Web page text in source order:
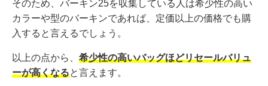
そのため、バーキン25を収集している人は希少性の高い
カラーや型のバーキンであれば、定価以上の価格でも購
入すると言えるでしょう。
以上の点から、 希少性の高いバッグほどリセールバリュ
ーが高くなると言えます。